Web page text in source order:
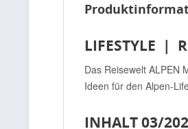
LIFESTYLE |
Das Reisewelt ALPEN
Ideen für den Alpen-
INHALT 03/